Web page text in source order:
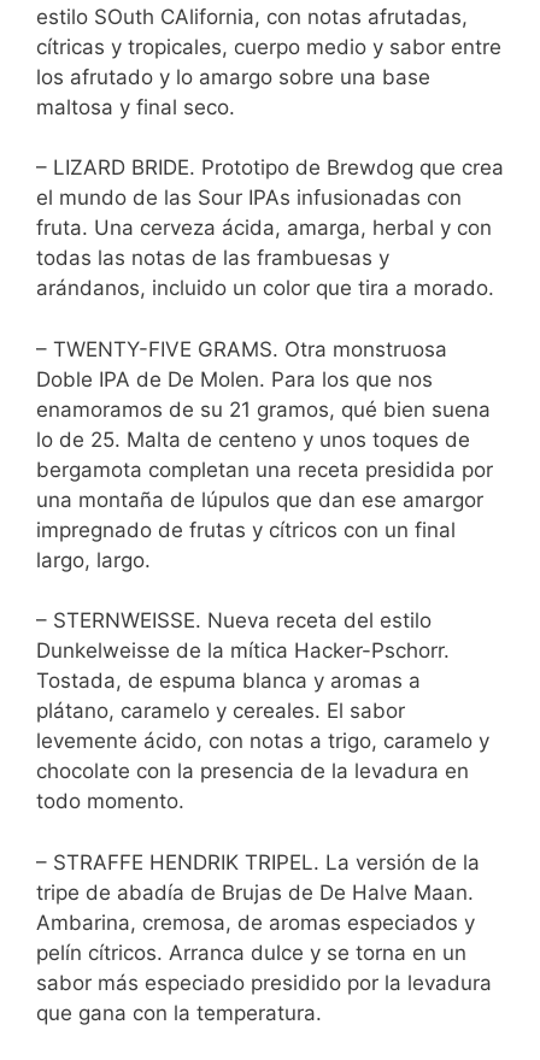
estilo SOuth CAlifornia, con notas afrutadas,
cítricas y tropicales, cuerpo medio y sabor entre
los afrutado y lo amargo sobre una base
maltosa y final seco.
– LIZARD BRIDE. Prototipo de Brewdog que crea
el mundo de las Sour IPAs infusionadas con
fruta. Una cerveza ácida, amarga, herbal y con
todas las notas de las frambuesas y
arándanos, incluido un color que tira a morado.
– TWENTY-FIVE GRAMS. Otra monstruosa
Doble IPA de De Molen. Para los que nos
enamoramos de su 21 gramos, qué bien suena
lo de 25. Malta de centeno y unos toques de
bergamota completan una receta presidida por
una montaña de lúpulos que dan ese amargor
impregnado de frutas y cítricos con un final
largo, largo.
– STERNWEISSE. Nueva receta del estilo
Dunkelweisse de la mítica Hacker-Pschorr.
Tostada, de espuma blanca y aromas a
plátano, caramelo y cereales. El sabor
levemente ácido, con notas a trigo, caramelo y
chocolate con la presencia de la levadura en
todo momento.
– STRAFFE HENDRIK TRIPEL. La versión de la
tripe de abadía de Brujas de De Halve Maan.
Ambarina, cremosa, de aromas especiados y
pelín cítricos. Arranca dulce y se torna en un
sabor más especiado presidido por la levadura
que gana con la temperatura.